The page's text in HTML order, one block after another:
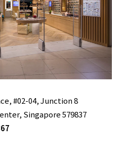
#02-04, Junction 8
Singapore 579837